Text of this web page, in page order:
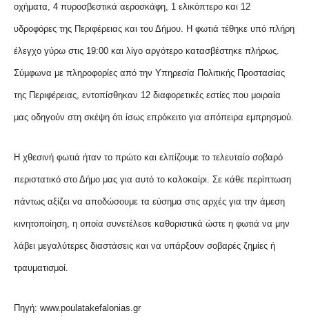
οχήματα, 4 πυροσβεστικά αεροσκάφη, 1 ελικόπτερο και 12
υδροφόρες της Περιφέρειας και του Δήμου. Η φωτιά τέθηκε υπό πλήρη
έλεγχο γύρω στις 19:00 και λίγο αργότερο κατασβέστηκε πλήρως.
Σύμφωνα με πληροφορίες από την Υπηρεσία Πολιτικής Προστασίας
της Περιφέρειας, εντοπίσθηκαν 12 διαφορετικές εστίες που μοιραία
μας οδηγούν στη σκέψη ότι ίσως επρόκειτο για απόπειρα εμπρησμού.
Η χθεσινή φωτιά ήταν το πρώτο και ελπίζουμε το τελευταίο σοβαρό
περιστατικό στο Δήμο μας για αυτό το καλοκαίρι. Σε κάθε περίπτωση
πάντως αξίζει να αποδώσουμε τα εύσημα στις αρχές για την άμεση
κινητοποίηση, η οποία συνετέλεσε καθοριστικά ώστε η φωτιά να μην
λάβει μεγαλύτερες διαστάσεις και να υπάρξουν σοβαρές ζημίες ή
τραυματισμοί.
Πηγή: www.poulatakefalonias.gr